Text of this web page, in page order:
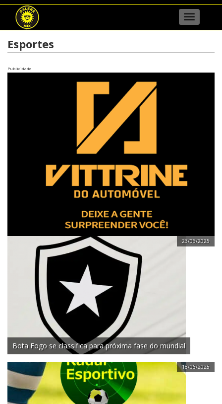
Menu
Esportes
Publicidade
23/06/2025
Bota Fogo se classifica para próxima fase do mundial
18/06/2025